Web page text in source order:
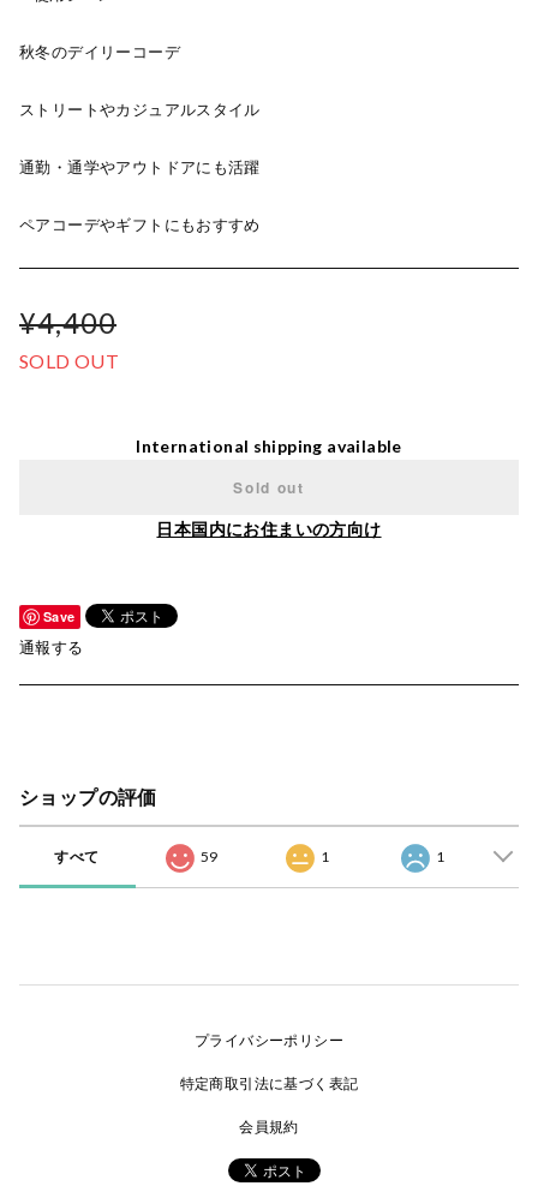
秋冬のデイリーコーデ
ストリートやカジュアルスタイル
通勤・通学やアウトドアにも活躍
ペアコーデやギフトにもおすすめ
¥4,400
SOLD OUT
International shipping available
Sold out
日本国内にお住まいの方向け
Save
通報する
ショップの評価
すべて 59 1 1
プライバシーポリシー
特定商取引法に基づく表記
会員規約